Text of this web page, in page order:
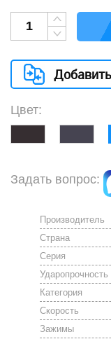
Цвет:
Задать вопрос:
Производитель
Страна
Серия
Ударопрочность
Категория
Скорость
Зажимы